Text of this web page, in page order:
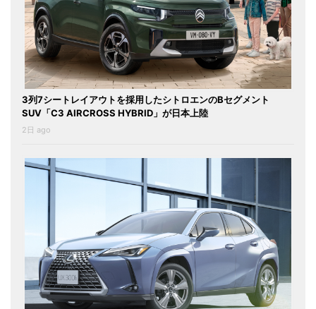
3列7シートレイアウトを採用したシトロエンのBセグメント
SUV「C3 AIRCROSS HYBRID」が日本上陸
2日 ago